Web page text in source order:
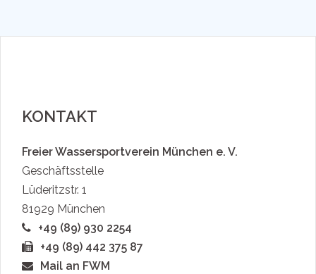
KONTAKT
Freier Wassersportverein München e. V.
Geschäftsstelle
Lüderitzstr. 1
81929 München
+49 (89) 930 2254
+49 (89) 442 375 87
Mail an FWM